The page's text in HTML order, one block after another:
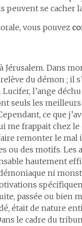
peuvent se cacher
vous pouvez
Jérusalem. Dans
du démon ; il
l’ange
seuls les meilleurs
ce que
frappait chez le
remonter le mal
ou des motifs. Les
hautement
ni
passée ou bien
était de nature
le cadre du